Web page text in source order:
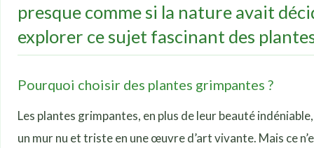
presque comme si la nature avait
explorer ce sujet fascinant des
Pourquoi choisir des plantes grimpantes ?
Les plantes grimpantes, en plus de leur beauté
un mur nu et triste en une œuvre d’art vivante. Mais ce